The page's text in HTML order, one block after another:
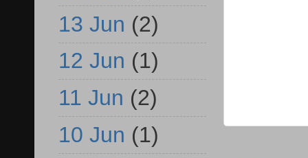
13 Jun (2)
12 Jun (1)
11 Jun (2)
10 Jun (1)